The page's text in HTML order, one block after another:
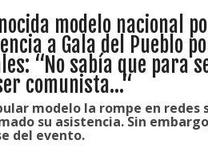
modelo nacional
a Gala del Pueblo
“No sabía que para
comunista...“
modelo la rompe en redes
su asistencia. Sin
del evento.